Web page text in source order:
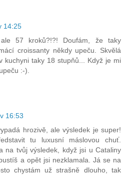
14:25
57 kroků?!?! Doufám, že taky
croissanty někdy upeču. Skvělá
kuchyni taky 18 stupňů... Když je mi
:-).
16:53
hrozivě, ale výsledek je super!
tu luxusní máslovou chuť.
na tvůj výsledek, když jsi u Cataliny
a opět jsi nezklamala. Já se na
chystám už strašně dlouho, tak